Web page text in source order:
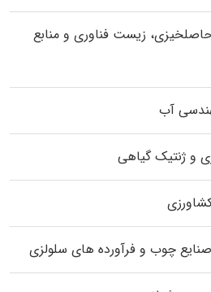
زیست فناوری و منابع
آب
و ژنتیک گیاهی
چوب و فرآورده‌ های سلولزی